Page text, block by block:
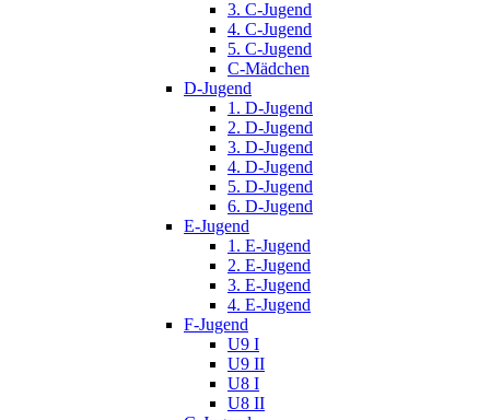
3. C-Jugend
4. C-Jugend
5. C-Jugend
C-Mädchen
D-Jugend
1. D-Jugend
2. D-Jugend
3. D-Jugend
4. D-Jugend
5. D-Jugend
6. D-Jugend
E-Jugend
1. E-Jugend
2. E-Jugend
3. E-Jugend
4. E-Jugend
F-Jugend
U9 I
U9 II
U8 I
U8 II